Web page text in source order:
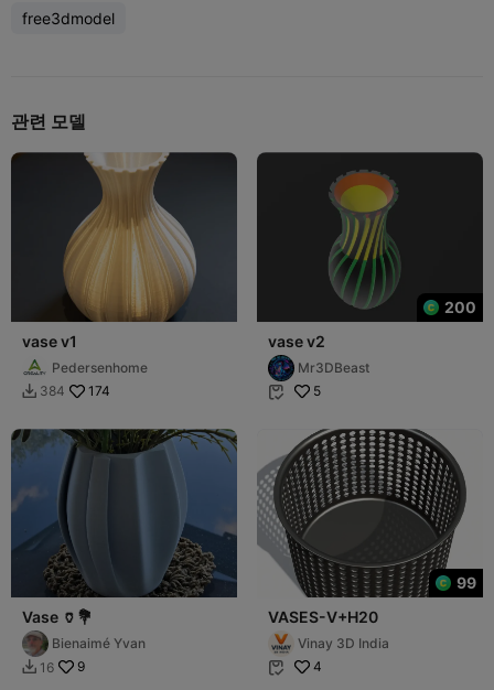
free3dmodel
관련 모델
vase v1
Pedersenhome
 384 174
200
vase v2
Mr3DBeast
 5
Vase 🏺💐
Bienaimé Yvan
 16 9
99
VASES-V+H20
Vinay ​3D India
 4